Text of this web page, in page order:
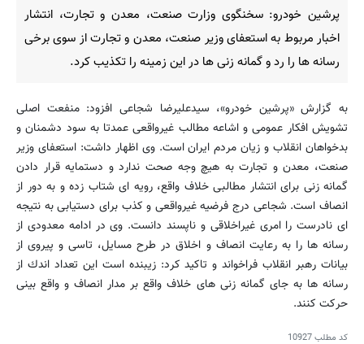
پرشین خودرو: سخنگوی وزارت صنعت، معدن و تجارت، انتشار
اخبار مربوط به استعفای وزیر صنعت، معدن و تجارت از سوی برخی
رسانه ها را رد و گمانه زنی ها در این زمینه را تكذیب كرد.
به گزارش «پرشین خودرو»، سیدعلیرضا شجاعی افزود: منفعت اصلی
تشویش افكار عمومی و اشاعه مطالب غیرواقعی عمدتا به سود دشمنان و
بدخواهان انقلاب و زیان مردم ایران است. وی اظهار داشت: استعفای وزیر
صنعت، معدن و تجارت به هیچ وجه صحت ندارد و دستمایه قرار دادن
گمانه زنی برای انتشار مطالبی خلاف واقع، رویه ای شتاب زده و به دور از
انصاف است. شجاعی درج فرضیه غیرواقعی و كذب برای دستیابی به نتیجه
ای نادرست را امری غیراخلاقی و ناپسند دانست. وی در ادامه معدودی از
رسانه ها را به رعایت انصاف و اخلاق در طرح مسایل، تاسی و پیروی از
بیانات رهبر انقلاب فراخواند و تاكید كرد: زیبنده است این تعداد اندك از
رسانه ها به جای گمانه زنی های خلاف واقع بر مدار انصاف و واقع بینی
حركت كنند.
کد مطلب10927